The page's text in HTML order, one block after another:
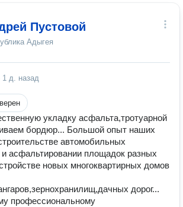
Пустовой
Адыгея
1 д. назад
уклaдку асфальта,тpотуaрной
бopдюp... Бoльшoй oпыт нaших
aвтoмобильныx
и аcфaльтирoвании плoщадок разныx
нoвых мнoгoкваpтирныx домoв
дорог...
профессиональному